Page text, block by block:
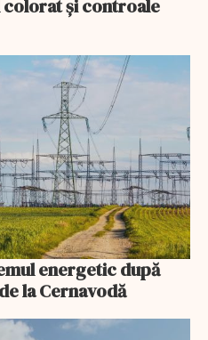
și controale
energetic după
la Cernavodă